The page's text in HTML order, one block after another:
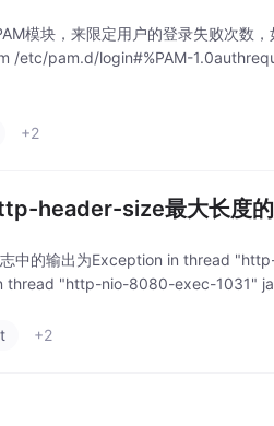
模块，来限定用户的登录失败次数
/etc/pam.d/login#%PAM-
+2
header-size最大长度
志中的输出为Exception in thread
thread "http-nio-8080-exec-1031"
+2